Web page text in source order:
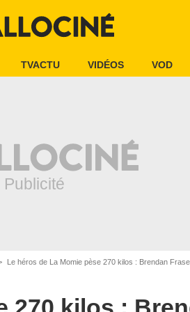
TVACTU VIDÉOS VOD
Le héros de La Momie pèse 270 kilos : Brendan Fraser est